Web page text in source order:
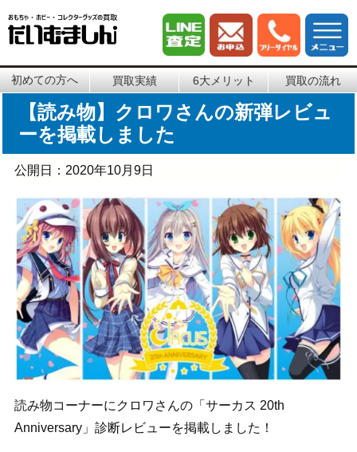
初めての方へ 買取実績 6大メリット 買取の流れ
【読み物】クロワさんの新弾レビュ
ーを掲載しました
公開日： 2020年10月9日
読み物コーナーにクロワさんの「サーカス 20th
Anniversary」診断レビューを掲載しました！